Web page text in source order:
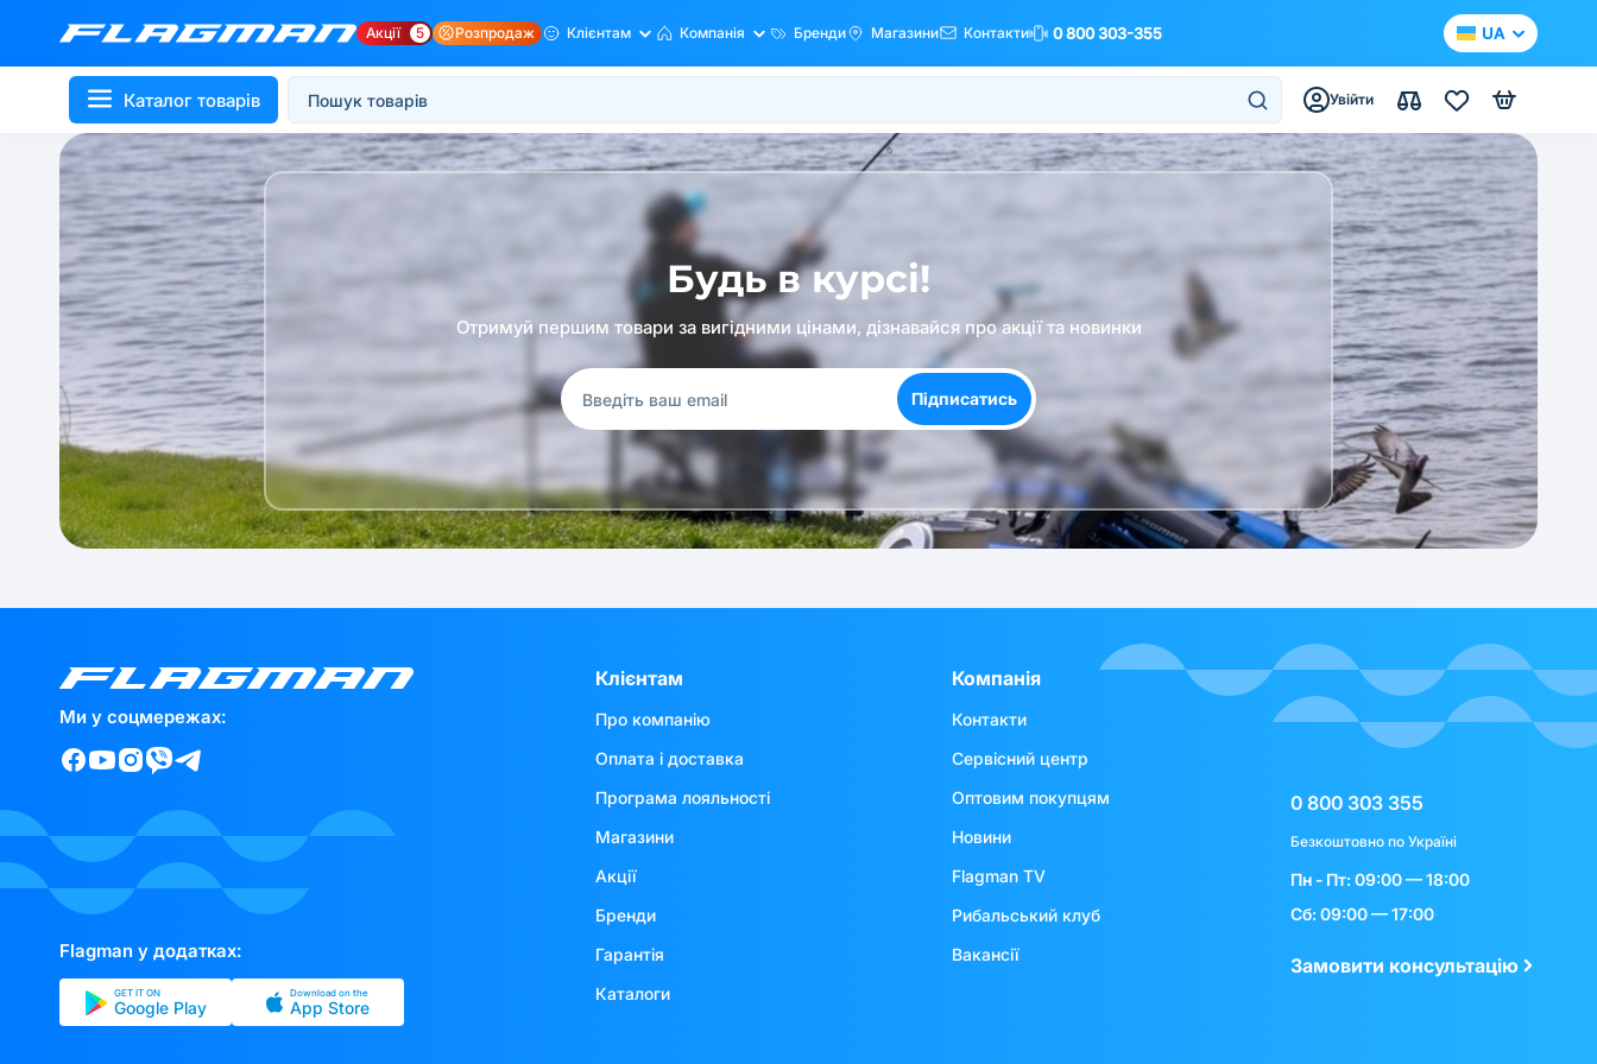
Акції 5 Розпродаж Клієнтам Компанія Бренди Магазини Контакти 0 800 303-355 UA
Каталог товарів Увійти
Будь в курсі!
Отримуй першим товари за вигідними цінами, дізнавайся про акції та новинки
Підписатись
Ми у соцмережах:
Flagman у додатках:
GET IT ON
Google Play
Download on the
App Store
Клієнтам
Про компанію
Оплата і доставка
Програма лояльності
Магазини
Акції
Бренди
Гарантія
Каталоги
Компанія
Контакти
Сервісний центр
Оптовим покупцям
Новини
Flagman TV
Рибальський клуб
Вакансії
0 800 303 355
Безкоштовно по Україні
Пн - Пт: 09:00 — 18:00
Сб: 09:00 — 17:00
Замовити консультацію